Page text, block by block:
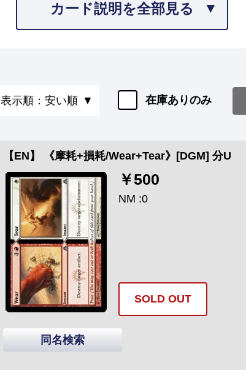
カード説明を全部見る
表示順：安い順 在庫ありのみ
【EN】 《摩耗+損耗/Wear+Tear》[DGM] 分U
￥500
NM :0
SOLD OUT
同名検索